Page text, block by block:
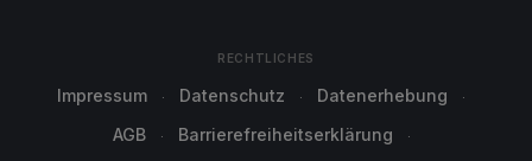
RECHTLICHES
Impressum Datenschutz
Datenerhebung
AGB
Barrierefreiheitserklärung